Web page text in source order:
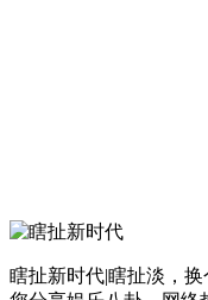
瞎扯新时代|瞎扯淡，